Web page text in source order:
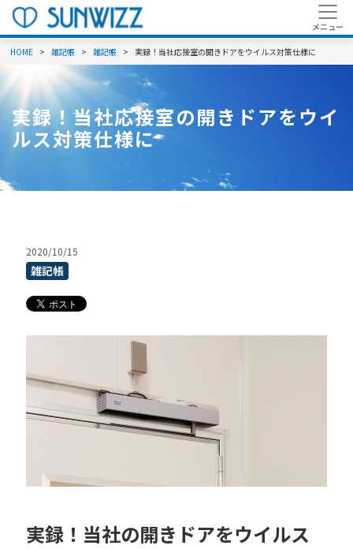
HOME 雑記帳 雑記帳 実録！当社応接室の開きドアをウイルス対策仕様に
実録！当社応接室の開きドアをウイ
ルス対策仕様に
2020/10/15
雑記帳
実録！当社の開きドアをウイルス